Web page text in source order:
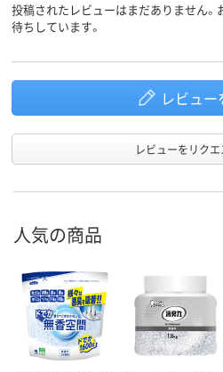
投稿されたレビューはまだありません
待ちしています。
レビュー
レビューをリク
人気の商品